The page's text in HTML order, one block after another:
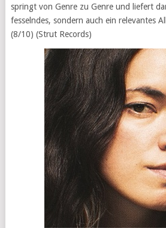
springt von Genre zu Genre und liefert
fesselndes, sondern auch ein relevantes
(8/10) (Strut Records)